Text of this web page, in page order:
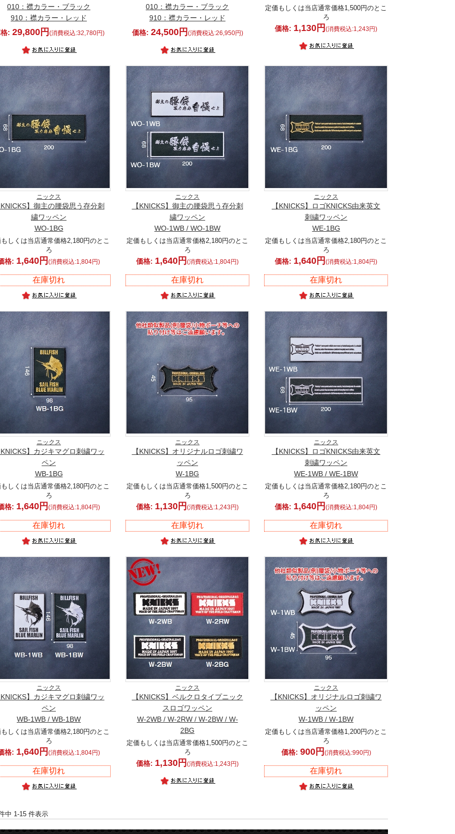
010：襟カラー・ブラック
910：襟カラー・レッド
: 29,800円 (消費税込:32,780円)
010：襟カラー・ブラック
910：襟カラー・レッド
価格: 24,500円 (消費税込:26,950円)
定価もしくは当店通常価格1,500円のとこ
ろ
価格: 1,130円 (消費税込:1,243円)
ニックス
】御主の腰袋思う存分刺
繍ワッペン
WO-1BG
しくは当店通常価格2,180円のとこ
ろ
格: 1,640円 (消費税込:1,804円)
在庫切れ
ニックス
【KNICKS】御主の腰袋思う存分刺
繍ワッペン
WO-1WB / WO-1BW
定価もしくは当店通常価格2,180円のとこ
ろ
価格: 1,640円 (消費税込:1,804円)
在庫切れ
ニックス
【KNICKS】ロゴKNICKS由来英文
刺繍ワッペン
WE-1BG
定価もしくは当店通常価格2,180円のとこ
ろ
価格: 1,640円 (消費税込:1,804円)
在庫切れ
ニックス
】カジキマグロ刺繍ワッ
ペン
WB-1BG
しくは当店通常価格2,180円のとこ
ろ
格: 1,640円 (消費税込:1,804円)
在庫切れ
ニックス
【KNICKS】オリジナルロゴ刺繍ワ
ッペン
W-1BG
定価もしくは当店通常価格1,500円のとこ
ろ
価格: 1,130円 (消費税込:1,243円)
在庫切れ
ニックス
【KNICKS】ロゴKNICKS由来英文
刺繍ワッペン
WE-1WB / WE-1BW
定価もしくは当店通常価格2,180円のとこ
ろ
価格: 1,640円 (消費税込:1,804円)
在庫切れ
ニックス
】カジキマグロ刺繍ワッ
ペン
WB-1WB / WB-1BW
しくは当店通常価格2,180円のとこ
ろ
格: 1,640円 (消費税込:1,804円)
在庫切れ
ニックス
【KNICKS】ベルクロタイプニック
スロゴワッペン
W-2WB / W-2RW / W-2BW / W-
2BG
定価もしくは当店通常価格1,500円のとこ
ろ
価格: 1,130円 (消費税込:1,243円)
ニックス
【KNICKS】オリジナルロゴ刺繍ワ
ッペン
W-1WB / W-1BW
定価もしくは当店通常価格1,200円のとこ
ろ
価格: 900円 (消費税込:990円)
在庫切れ
中 1-15 件表示